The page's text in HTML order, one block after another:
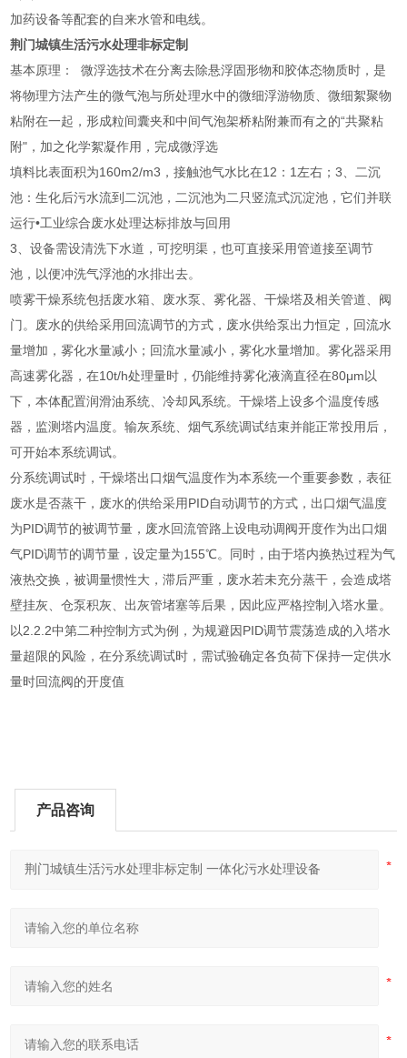
加药设备等配套的自来水管和电线。
荆门城镇生活污水处理非标定制
基本原理： 微浮选技术在分离去除悬浮固形物和胶体态物质时，是
将物理方法产生的微气泡与所处理水中的微细浮游物质、微细絮聚物
粘附在一起，形成粒间囊夹和中间气泡架桥粘附兼而有之的“共聚粘
附"，加之化学絮凝作用，完成微浮选
填料比表面积为160m2/m3，接触池气水比在12：1左右；3、二沉
池：生化后污水流到二沉池，二沉池为二只竖流式沉淀池，它们并联
运行•工业综合废水处理达标排放与回用
3、设备需设清洗下水道，可挖明渠，也可直接采用管道接至调节
池，以便冲洗气浮池的水排出去。
喷雾干燥系统包括废水箱、废水泵、雾化器、干燥塔及相关管道、阀
门。废水的供给采用回流调节的方式，废水供给泵出力恒定，回流水
量增加，雾化水量减小；回流水量减小，雾化水量增加。雾化器采用
高速雾化器，在10t/h处理量时，仍能维持雾化液滴直径在80μm以
下，本体配置润滑油系统、冷却风系统。干燥塔上设多个温度传感
器，监测塔内温度。输灰系统、烟气系统调试结束并能正常投用后，
可开始本系统调试。
分系统调试时，干燥塔出口烟气温度作为本系统一个重要参数，表征
废水是否蒸干，废水的供给采用PID自动调节的方式，出口烟气温度
为PID调节的被调节量，废水回流管路上设电动调阀开度作为出口烟
气PID调节的调节量，设定量为155℃。同时，由于塔内换热过程为气
液热交换，被调量惯性大，滞后严重，废水若未充分蒸干，会造成塔
壁挂灰、仓泵积灰、出灰管堵塞等后果，因此应严格控制入塔水量。
以2.2.2中第二种控制方式为例，为规避因PID调节震荡造成的入塔水
量超限的风险，在分系统调试时，需试验确定各负荷下保持一定供水
量时回流阀的开度值
产品咨询